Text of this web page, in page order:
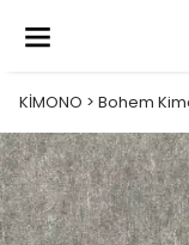
KİMONO > Bohem